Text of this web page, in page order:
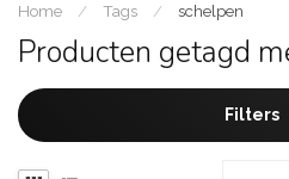
Home / Tags / schelpen
Producten getagd
Filters